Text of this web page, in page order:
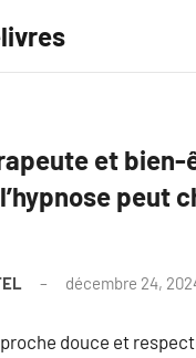
et bien-
peut
décembre 24,
douce et